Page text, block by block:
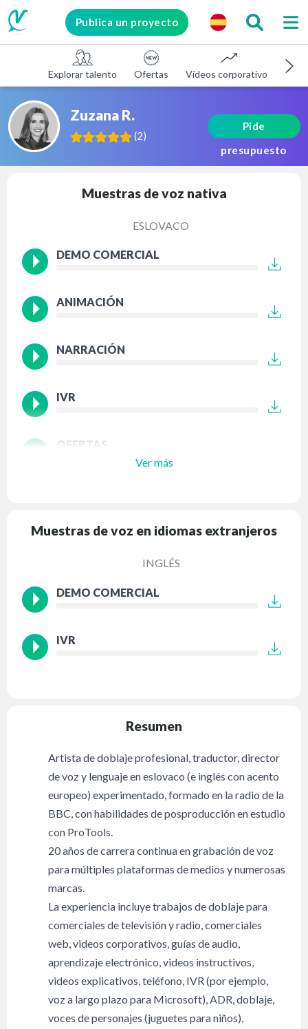
Publica un proyecto
Explorar talento Ofertas Vídeos corporativos E-
Zuzana R.
(2)
Pide
presupuesto
Muestras de voz nativa
ESLOVACO
DEMO COMERCIAL
ANIMACIÓN
NARRACIÓN
IVR
OFERTAS
Ver más
Muestras de voz en idiomas extranjeros
INGLÉS
DEMO COMERCIAL
IVR
Resumen
Artista de doblaje profesional, traductor, director
de voz y lenguaje en eslovaco (e inglés con acento
europeo) experimentado, formado en la radio de la
BBC, con habilidades de posproducción en estudio
con ProTools.
20 años de carrera continua en grabación de voz
para múltiples plataformas de medios y numerosas
marcas.
La experiencia incluye trabajos de doblaje para
comerciales de televisión y radio, comerciales
web, videos corporativos, guías de audio,
aprendizaje electrónico, videos instructivos,
videos explicativos, teléfono, IVR (por ejemplo,
voz a largo plazo para Microsoft), ADR, doblaje,
voces de personajes (juguetes para niños),